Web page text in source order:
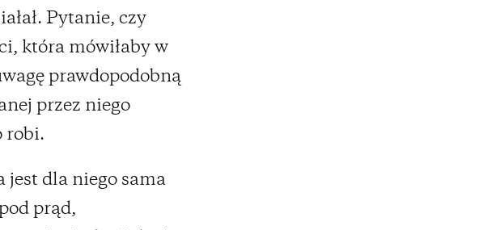
Pytanie, czy
która mówiłaby w
prawdopodobną
przez niego
robi.
jest dla niego sama
prąd,